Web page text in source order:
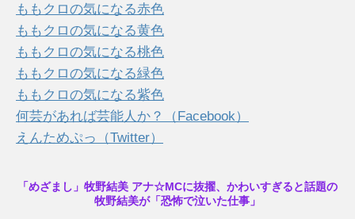
ももクロの気になる赤色
ももクロの気になる黄色
ももクロの気になる桃色
ももクロの気になる緑色
ももクロの気になる紫色
何芸があれば芸能人か？（Facebook）
えんためぷっ（Twitter）
「めざまし」牧野結美 アナ☆MCに抜擢、かわいすぎると話題の
牧野結美が「恐怖で泣いた仕事」